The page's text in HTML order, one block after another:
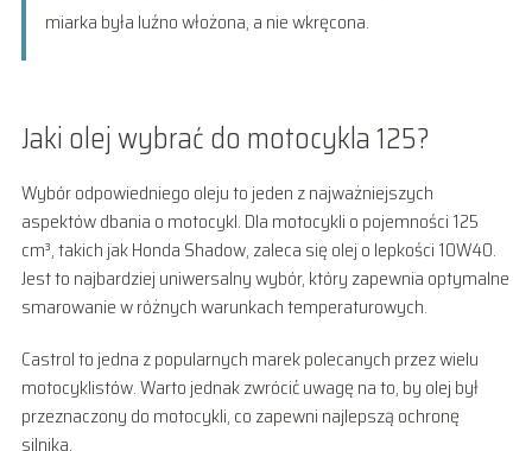
miarka była luźno włożona, a nie wkręcona.
Jaki olej wybrać do motocykla 125?
Wybór odpowiedniego oleju to jeden z najważniejszych
aspektów dbania o motocykl. Dla motocykli o pojemności 125
cm³, takich jak Honda Shadow, zaleca się olej o lepkości 10W40.
Jest to najbardziej uniwersalny wybór, który zapewnia optymalne
smarowanie w różnych warunkach temperaturowych.
Castrol to jedna z popularnych marek polecanych przez wielu
motocyklistów. Warto jednak zwrócić uwagę na to, by olej był
przeznaczony do motocykli, co zapewni najlepszą ochronę
silnika.